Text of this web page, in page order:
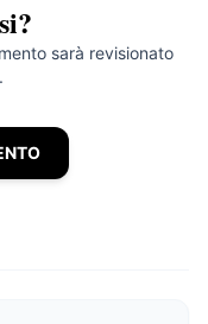
sarà revisionato